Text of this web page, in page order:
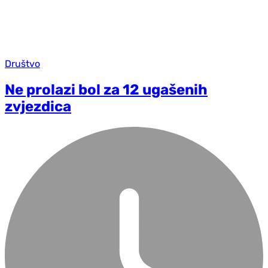
Društvo
Ne prolazi bol za 12 ugašenih
zvjezdica